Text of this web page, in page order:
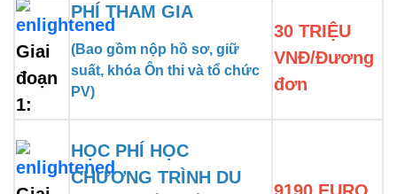
Giai
đoạn
1:
PHÍ THAM GIA
(Bao gồm nộp hồ sơ, giữ
suất, khóa Ôn thi và tổ chức
PV)
30 TRIỆU
VNĐ/Đương
đơn
HỌC PHÍ HỌC
CHƯƠNG TRÌNH DU